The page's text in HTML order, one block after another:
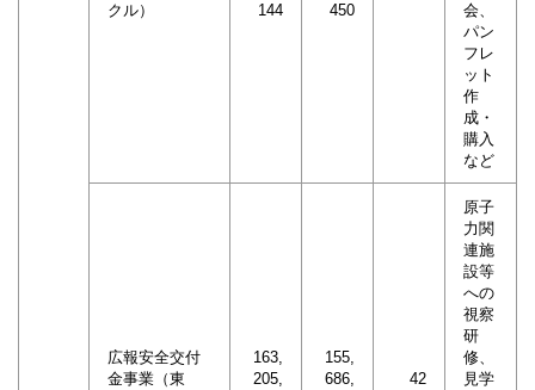
クル）
144
450
会、
パン
フレ
ット
作
成・
購入
など
広報安全交付
金事業（東
163,
205,
155,
686,
42
原子
力関
連施
設等
への
視察
研
修、
見学